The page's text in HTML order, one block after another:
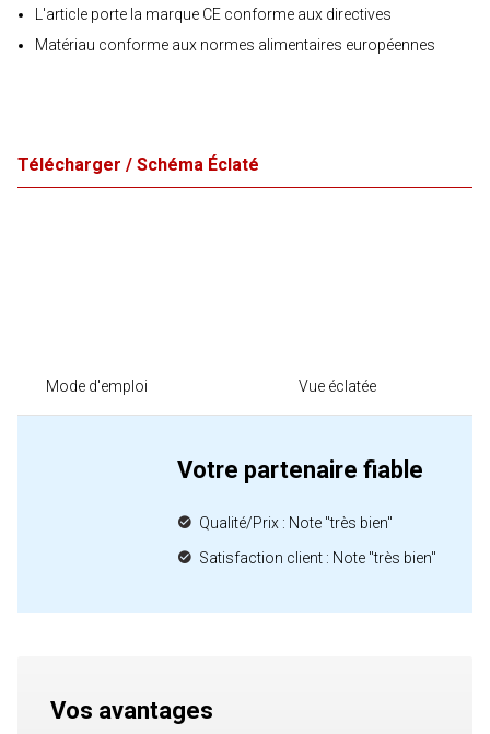
L'article porte la marque CE conforme aux directives
Matériau conforme aux normes alimentaires européennes
Télécharger / Schéma Éclaté
Mode d'emploi Vue éclatée
Votre partenaire fiable
Qualité/Prix : Note "très bien"
Satisfaction client : Note "très bien"
Vos avantages